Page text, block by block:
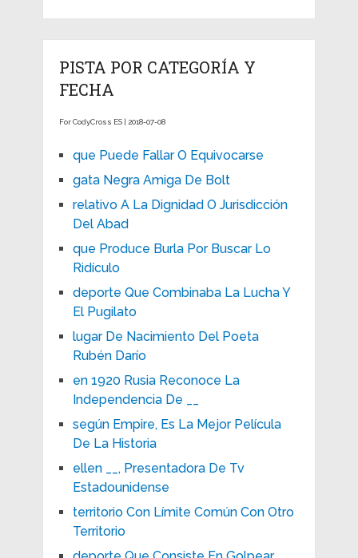
PISTA POR CATEGORÍA Y
FECHA
For CodyCross ES | 2018-07-08
que Puede Fallar O Equivocarse
gata Negra Amiga De Bolt
relativo A La Dignidad O Jurisdicción
Del Abad
que Produce Burla Por Buscar Lo
Ridículo
deporte Que Combinaba La Lucha Y
El Pugilato
lugar De Nacimiento Del Poeta
Rubén Darío
en 1920 Rusia Reconoce La
Independencia De __
según Empire, Es La Mejor Película
De La Historia
ellen __, Presentadora De Tv
Estadounidense
territorio Con Límite Común Con Otro
Territorio